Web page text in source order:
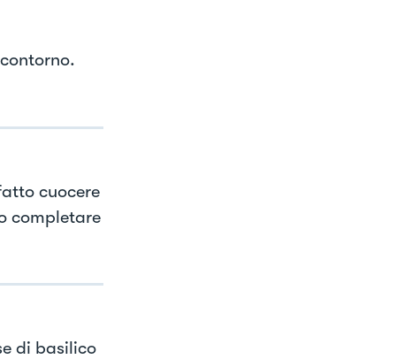
cuocere
completare
di basilico